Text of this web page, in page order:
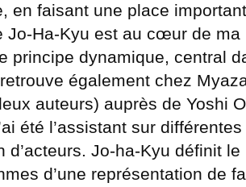
en faisant une place
Jo-Ha-Kyu est au cœur de ma
principe dynamique, central
également chez
auteurs) auprès de Yoshi
été l’assistant sur différentes
Jo-ha-Kyu définit le
d’une représentation de